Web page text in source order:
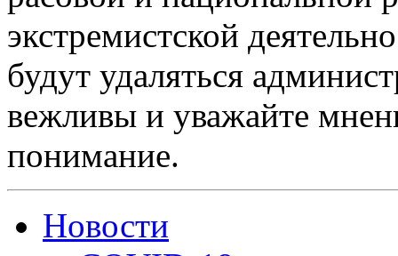
экстремистской
будут удаляться
вежливы и уважайте
понимание.
Новости